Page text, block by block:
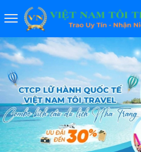
Toggle
navigation